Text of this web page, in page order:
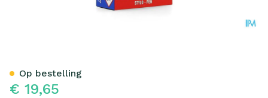
€ 19,65
Op bestelling